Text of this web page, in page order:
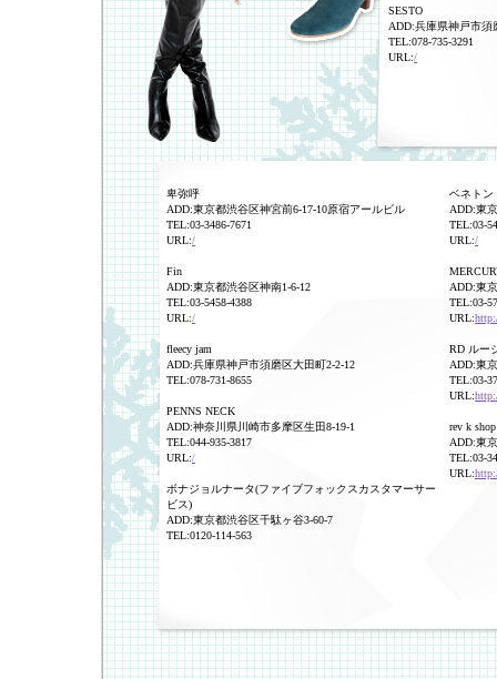
SESTO
ADD:兵庫県神戸市須
TEL:078-735-3291
URL:/
卑弥呼
ADD:東京都渋谷区神宮前6-17-10原宿アールビル
TEL:03-3486-7671
URL:/
Fin
ADD:東京都渋谷区神南1-6-12
TEL:03-5458-4388
URL:/
fleecy jam
ADD:兵庫県神戸市須磨区大田町2-2-12
TEL:078-731-8655
PENNS NECK
ADD:神奈川県川崎市多摩区生田8-19-1
TEL:044-935-3817
URL:/
ボナジョルナータ(ファイブフォックスカスタマーサー
ビス)
ADD:東京都渋谷区千駄ヶ谷3-60-7
TEL:0120-114-563
ベネトン
ADD:東
TEL:03-
URL:/
ADD:東
TEL:03-
URL:
RD ルー
ADD:東
TEL:03-
URL:
rev k shop
ADD:東
TEL:03-
URL: